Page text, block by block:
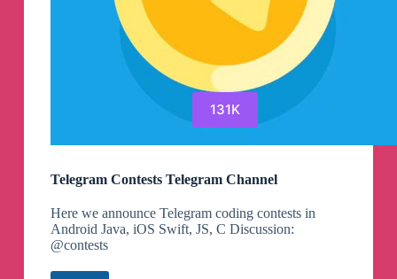
131K
Telegram Contests Telegram Channel
Here we announce Telegram coding contests in
Android Java, iOS Swift, JS, C Discussion:
@contests